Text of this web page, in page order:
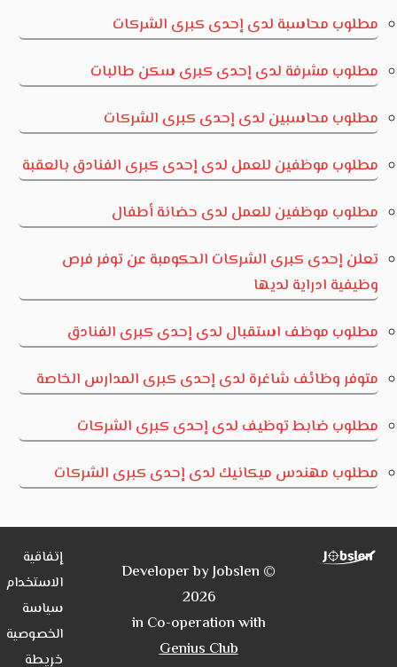
مطلوب محاسبة لدى إحدى كبرى الشركات
مطلوب مشرفة لدى إحدى كبرى سكن طالبات
مطلوب محاسبين لدى إحدى كبرى الشركات
مطلوب موظفين للعمل لدى إحدى كبرى الفنادق بالعقبة
مطلوب موظفين للعمل لدى حضانة أطفال
تعلن إحدى كبرى الشركات الحكومبة عن توفر فرص
وظيفية ادراية لديها
مطلوب موظف استقبال لدى إحدى كبرى الفنادق
متوفر وظائف شاغرة لدى إحدى كبرى المدارس الخاصة
مطلوب ضابط توظيف لدى إحدى كبرى الشركات
مطلوب مهندس ميكانيك لدى إحدى كبرى الشركات
إتفاقية
الاستخدام
سياسة
الخصوصية
خريطة
Developer by Jobslen ©
2026
in Co-operation with
Genius Club